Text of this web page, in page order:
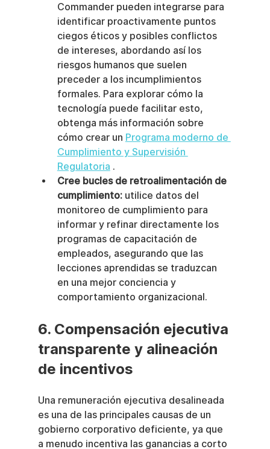
Commander pueden integrarse para
identificar proactivamente puntos
ciegos éticos y posibles conflictos
de intereses, abordando así los
riesgos humanos que suelen
preceder a los incumplimientos
formales. Para explorar cómo la
tecnología puede facilitar esto,
obtenga más información sobre
cómo crear un Programa moderno de
Cumplimiento y Supervisión
Regulatoria .
Cree bucles de retroalimentación de
cumplimiento: utilice datos del
monitoreo de cumplimiento para
informar y refinar directamente los
programas de capacitación de
empleados, asegurando que las
lecciones aprendidas se traduzcan
en una mejor conciencia y
comportamiento organizacional.
6. Compensación ejecutiva
transparente y alineación
de incentivos
Una remuneración ejecutiva desalineada
es una de las principales causas de un
gobierno corporativo deficiente, ya que
a menudo incentiva las ganancias a corto